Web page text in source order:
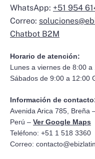
WhatsApp: +51 954
Correo:
Chatbot B2M
Horario de atención:
Lunes a viernes de 8:00
Sábados de 9:00 a 12:00
Información de
Avenida Arica 785, Breña
Perú – Ver Google Maps
Teléfono: +51 1 518 3360
Correo: